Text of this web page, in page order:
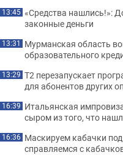
13:45 «Средства нашлись!»:
законные деньги
13:31 Мурманская область
образовательного
13:29 Т2 перезапускает
для абонентов других
16:39 Итальянская
сыром из того, что
16:36 Маскируем кабачки
справляемся с